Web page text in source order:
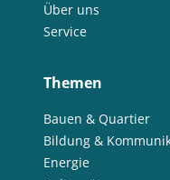
Über uns
Service
Themen
Bauen & Quartier
Bildung &
Energie